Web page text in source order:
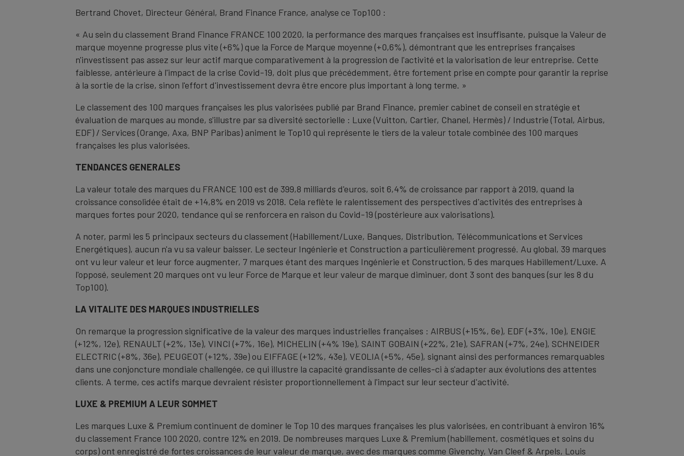
Bertrand Chovet, Directeur Général, Brand Finance France, analyse ce Top100 :
« Au sein du classement Brand Finance FRANCE 100 2020, la performance des marques françaises est insuffisante, puisque la Valeur de
marque moyenne progresse plus vite (+6%) que la Force de Marque moyenne (+0,6%), démontrant que les entreprises françaises
n'investissent pas assez sur leur actif marque comparativement à la progression de l'activité et la valorisation de leur entreprise. Cette
faiblesse, antérieure à l'impact de la crise Covid-19, doit plus que précédemment, être fortement prise en compte pour garantir la reprise
à la sortie de la crise, sinon l'effort d'investissement devra être encore plus important à long terme. »
Le classement des 100 marques françaises les plus valorisées publié par Brand Finance, premier cabinet de conseil en stratégie et
évaluation de marques au monde, s'illustre par sa diversité sectorielle : Luxe (Vuitton, Cartier, Chanel, Hermès) / Industrie (Total, Airbus,
EDF) / Services (Orange, Axa, BNP Paribas) animent le Top10 qui représente le tiers de la valeur totale combinée des 100 marques
françaises les plus valorisées.
TENDANCES GENERALES
La valeur totale des marques du FRANCE 100 est de 399,8 milliards d'euros, soit 6,4% de croissance par rapport à 2019, quand la
croissance consolidée était de +14,8% en 2019 vs 2018. Cela reflète le ralentissement des perspectives d'activités des entreprises à
marques fortes pour 2020, tendance qui se renforcera en raison du Covid-19 (postérieure aux valorisations).
A noter, parmi les 5 principaux secteurs du classement (Habillement/Luxe, Banques, Distribution, Télécommunications et Services
Energétiques), aucun n'a vu sa valeur baisser. Le secteur Ingénierie et Construction a particulièrement progressé. Au global, 39 marques
ont vu leur valeur et leur force augmenter, 7 marques étant des marques Ingénierie et Construction, 5 des marques Habillement/Luxe. A
l'opposé, seulement 20 marques ont vu leur Force de Marque et leur valeur de marque diminuer, dont 3 sont des banques (sur les 8 du
Top100).
LA VITALITE DES MARQUES INDUSTRIELLES
On remarque la progression significative de la valeur des marques industrielles françaises : AIRBUS (+15%, 6e), EDF (+3%, 10e), ENGIE
(+12%, 12e), RENAULT (+2%, 13e), VINCI (+7%, 16e), MICHELIN (+4% 19e), SAINT GOBAIN (+22%, 21e), SAFRAN (+7%, 24e), SCHNEIDER
ELECTRIC (+8%, 36e), PEUGEOT (+12%, 39e) ou EIFFAGE (+12%, 43e), VEOLIA (+5%, 45e), signant ainsi des performances remarquables
dans une conjoncture mondiale challengée, ce qui illustre la capacité grandissante de celles-ci à s'adapter aux évolutions des attentes
clients. A terme, ces actifs marque devraient résister proportionnellement à l'impact sur leur secteur d'activité.
LUXE & PREMIUM A LEUR SOMMET
Les marques Luxe & Premium continuent de dominer le Top 10 des marques françaises les plus valorisées, en contribuant à environ 16%
du classement France 100 2020, contre 12% en 2019. De nombreuses marques Luxe & Premium (habillement, cosmétiques et soins du
corps) ont enregistré de fortes croissances de leur valeur de marque, avec des marques comme Givenchy, Van Cleef & Arpels, Louis